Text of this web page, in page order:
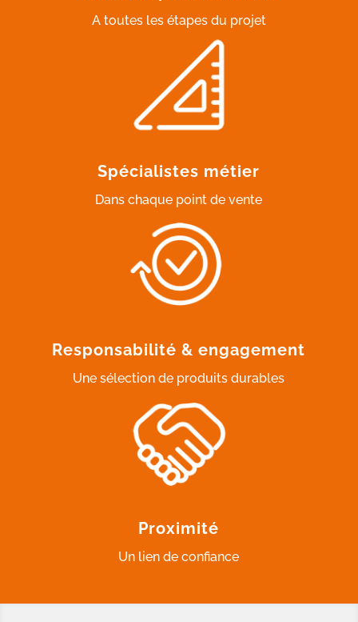
A toutes les étapes du projet
Spécialistes métier
Dans chaque point de vente
Responsabilité & engagement
Une sélection de produits durables
Proximité
Un lien de confiance